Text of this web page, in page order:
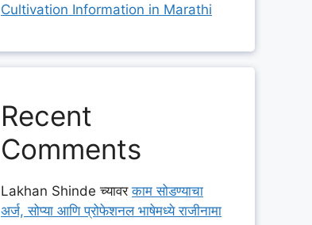
Cultivation Information in Marathi
Recent
Comments
Lakhan Shinde च्यावरकाम सोडण्याचा
अर्ज, सोप्या आणि प्रोफेशनल भाषेमध्ये राजीनामा